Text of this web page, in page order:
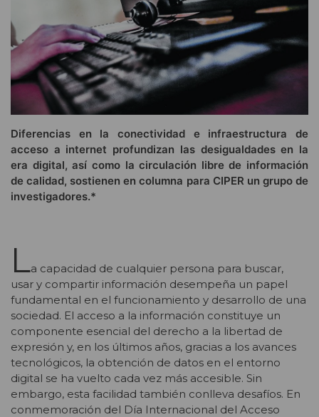
Diferencias en la conectividad e infraestructura de
acceso a internet profundizan las desigualdades en la
era digital, así como la circulación libre de información
de calidad, sostienen en columna para CIPER un grupo de
investigadores.*
La capacidad de cualquier persona para buscar,
usar y compartir información desempeña un papel
fundamental en el funcionamiento y desarrollo de una
sociedad. El acceso a la información constituye un
componente esencial del derecho a la libertad de
expresión y, en los últimos años, gracias a los avances
tecnológicos, la obtención de datos en el entorno
digital se ha vuelto cada vez más accesible. Sin
embargo, esta facilidad también conlleva desafíos. En
conmemoración del Día Internacional del Acceso